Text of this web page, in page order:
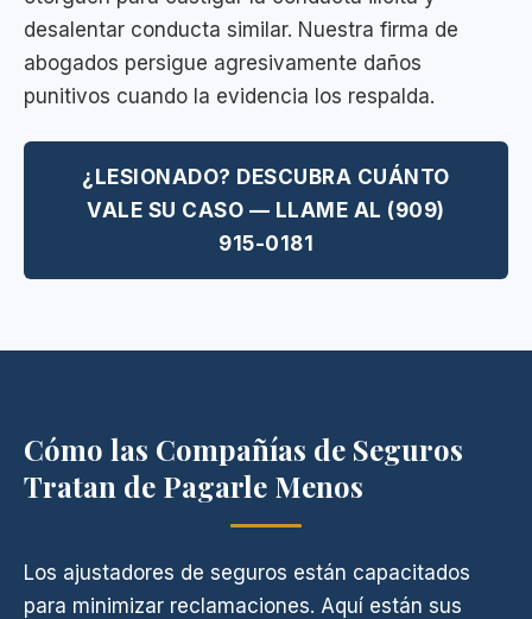
desalentar conducta similar. Nuestra firma de
abogados persigue agresivamente daños
punitivos cuando la evidencia los respalda.
¿LESIONADO? DESCUBRA CUÁNTO
VALE SU CASO — LLAME AL (909)
915-0181
Cómo las Compañías de Seguros
Tratan de Pagarle Menos
Los ajustadores de seguros están capacitados
para minimizar reclamaciones. Aquí están sus